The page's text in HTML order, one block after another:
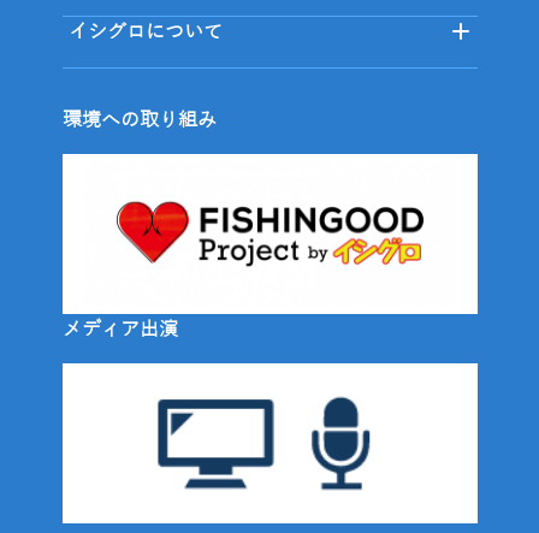
イシグロについて
環境への取り組み
メディア出演